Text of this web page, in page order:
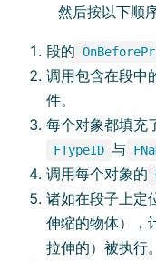
然后按以下顺序
段的
调用包含在段中
件。
每个对象都填充
FTypeID 与
调用每个对象的
诸如在段子上定
伸缩的物体），
拉伸的）被执行。